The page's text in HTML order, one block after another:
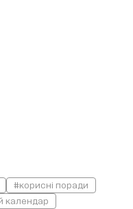
#корисні поради
календар